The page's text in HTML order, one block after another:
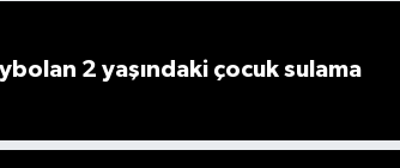
2 yaşındaki çocuk sulama